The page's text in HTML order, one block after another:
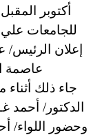
أكتوبر
للجامعات
إعلان الرئيس/
عاصمة
جاء ذلك
الدكتور/ أحمد
وحضور اللواء/